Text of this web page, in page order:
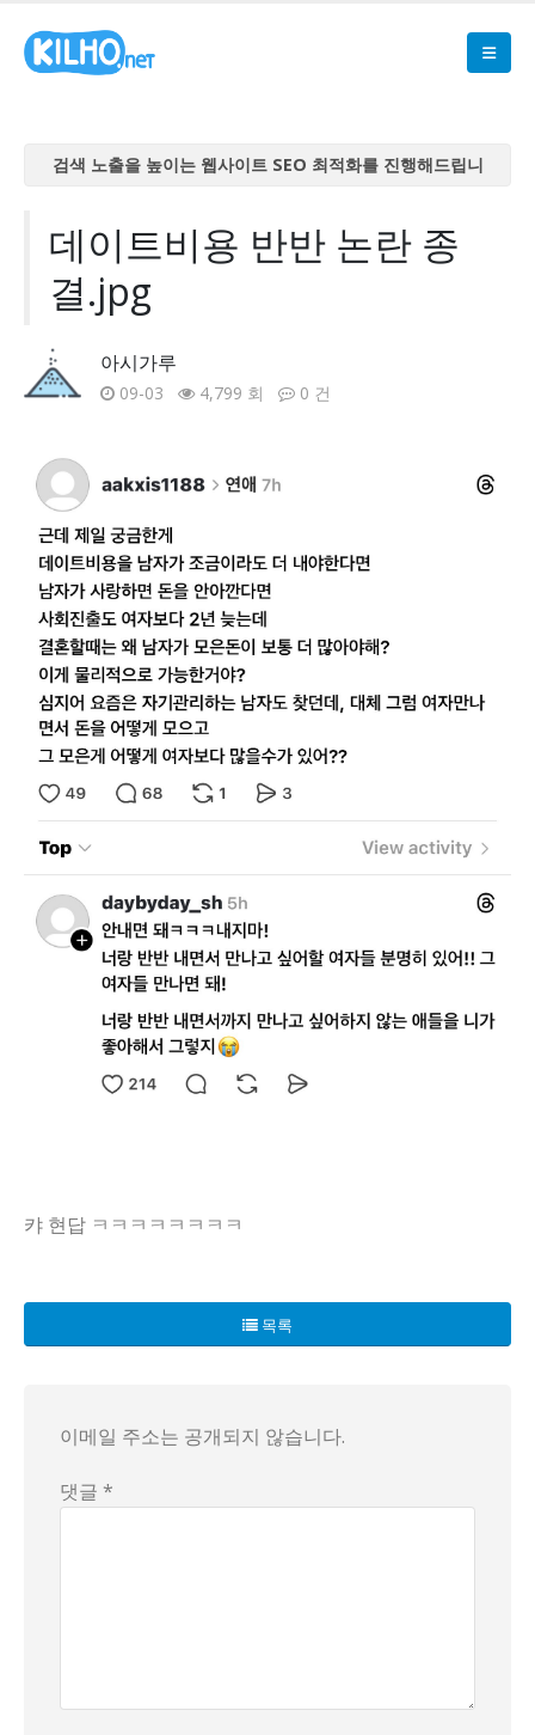
검색 노출을 높이는 웹사이트 SEO 최적화를 진행해드립니
검색 노출을 높이는 웹사이트 SEO 최적화를 진행해드립니
다
검색 노출을 높이는 웹사이트 SEO 최적화를 진행해드립니
검색 노출을 높이는 웹사이트 SEO 최적화를 진행해드립니
다
데이트비용 반반 논란 종
결.jpg
아시가루
09-03 4,799 회 0 건
캬 현답 ㅋㅋㅋㅋㅋㅋㅋㅋ
이러한 물음은 결국 "이게 과연 물리적으로 가능한 일인가
이에 대해 한 네티즌은 "데이트 비용, 내지 마! 너를 반반으
목록
이메일 주소는 공개되지 않습니다.
댓글 *